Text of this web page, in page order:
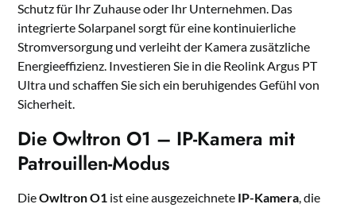
Schutz für Ihr Zuhause oder Ihr Unternehmen. Das
integrierte Solarpanel sorgt für eine kontinuierliche
Stromversorgung und verleiht der Kamera zusätzliche
Energieeffizienz. Investieren Sie in die Reolink Argus PT
Ultra und schaffen Sie sich ein beruhigendes Gefühl von
Sicherheit.
Die Owltron O1 – IP-Kamera mit
Patrouillen-Modus
DieOwltron O1 ist eine ausgezeichnete IP-Kamera, die